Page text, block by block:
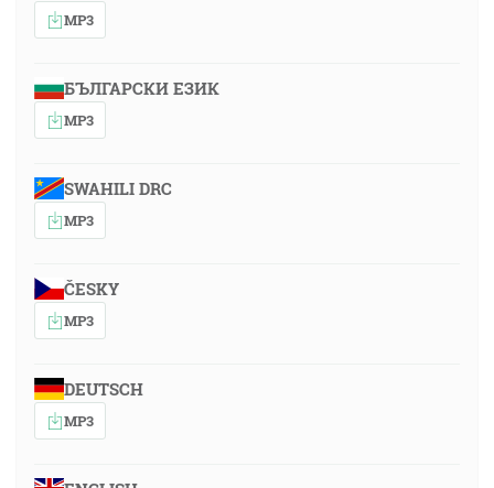
MP3
БЪЛГАРСКИ ЕЗИК
MP3
SWAHILI DRC
MP3
ČESKY
MP3
DEUTSCH
MP3